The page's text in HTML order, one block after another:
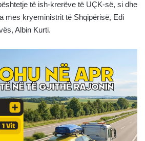
të ish-krerëve të UÇK-së, si dhe
mes kryeministrit të Shqipërisë, Edi
Albin Kurti.